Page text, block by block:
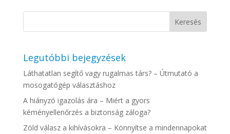
Legutóbbi bejegyzések
Láthatatlan segítő vagy rugalmas társ? – Útmutató a
mosogatógép választáshoz
A hiányzó igazolás ára – Miért a gyors
kéményellenőrzés a biztonság záloga?
Zöld válasz a kihívásokra – Könnyítse a mindennapokat